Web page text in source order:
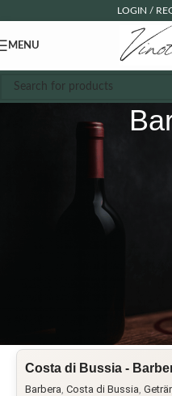
LOGIN /
MENU
Costa di Bussia -
Barbera, Costa di Bussia,